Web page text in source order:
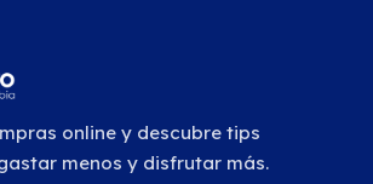
online y descubre tips
menos y disfrutar más.